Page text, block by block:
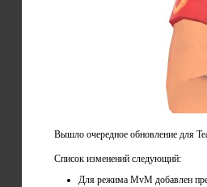
Вышло очередное обновление для
Список изменений следующий:
Для режима MvM добавлен